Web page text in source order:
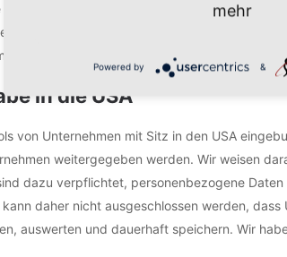
berechtigtes Löschersuchen geltend
zulässigen Gründe für die
Fall erfolgt die Löschung nach
in die USA
von Unternehmen mit Sitz in den USA
weitergegeben werden. Wir weisen
dazu verpflichtet, personenbezogene
daher nicht ausgeschlossen werden,
auswerten und dauerhaft speichern. Wir
mehr
Powered by &